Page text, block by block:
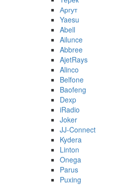
Аргут
Yaesu
Abell
Ailunce
Abbree
AjetRays
Alinco
Belfone
Baofeng
Dexp
iRadio
Joker
JJ-Connect
Kydera
Linton
Onega
Parus
Puxing